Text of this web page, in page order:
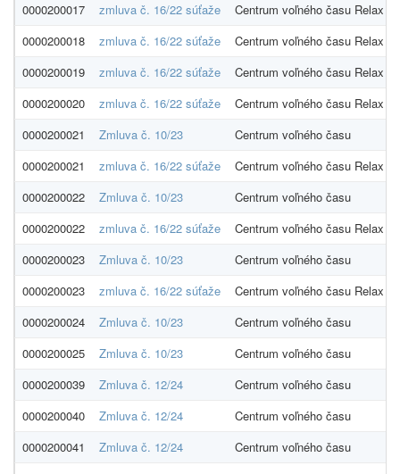
0000200017
zmluva č. 16/22 súťaže
Centrum voľného času Relax
0000200018
zmluva č. 16/22 súťaže
Centrum voľného času Relax
0000200019
zmluva č. 16/22 súťaže
Centrum voľného času Relax
0000200020
zmluva č. 16/22 súťaže
Centrum voľného času Relax
0000200021
Zmluva č. 10/23
Centrum voľného času
0000200021
zmluva č. 16/22 súťaže
Centrum voľného času Relax
0000200022
Zmluva č. 10/23
Centrum voľného času
0000200022
zmluva č. 16/22 súťaže
Centrum voľného času Relax
0000200023
Zmluva č. 10/23
Centrum voľného času
0000200023
zmluva č. 16/22 súťaže
Centrum voľného času Relax
0000200024
Zmluva č. 10/23
Centrum voľného času
0000200025
Zmluva č. 10/23
Centrum voľného času
0000200039
Zmluva č. 12/24
Centrum voľného času
0000200040
Zmluva č. 12/24
Centrum voľného času
0000200041
Zmluva č. 12/24
Centrum voľného času